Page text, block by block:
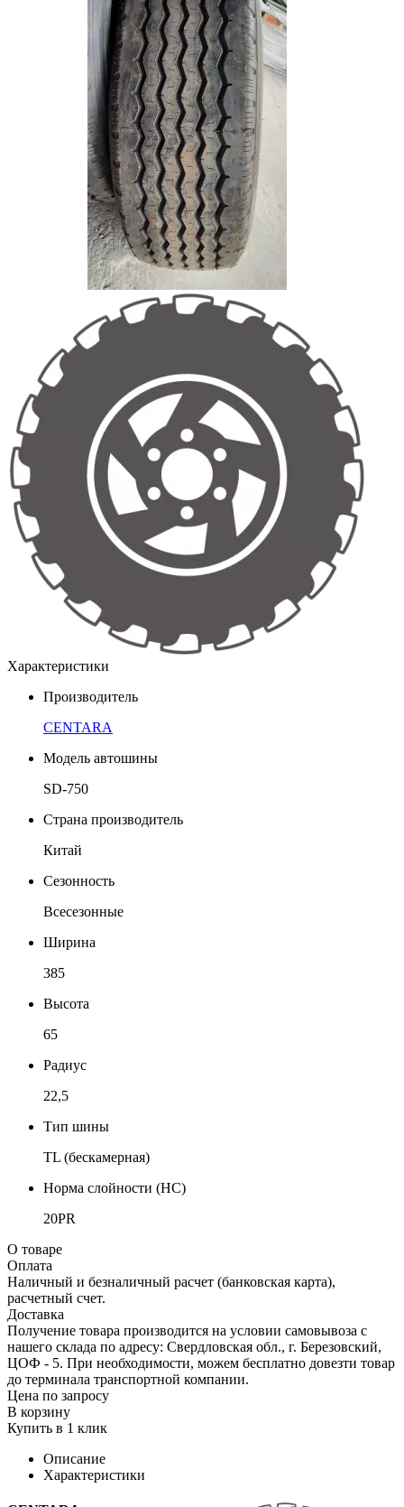
Характеристики
Производитель
CENTARA
Модель автошины
SD-750
Страна производитель
Китай
Сезонность
Всесезонные
Ширина
385
Высота
65
Радиус
22,5
Тип шины
TL (бескамерная)
Норма слойности (НС)
20PR
О товаре
Оплата
Наличный и безналичный расчет (банковская карта),
расчетный счет.
Доставка
Получение товара производится на условии самовывоза с
нашего склада по адресу: Свердловская обл., г. Березовский,
ЦОФ - 5. При необходимости, можем бесплатно довезти товар
до терминала транспортной компании.
Цена по запросу
В корзину
Купить в 1 клик
Описание
Характеристики